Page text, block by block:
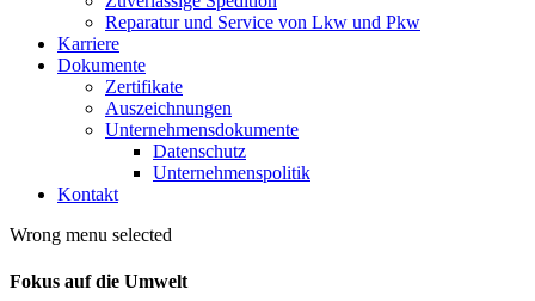
Reparatur und Service von Lkw und Pkw
Karriere
Dokumente
Zertifikate
Auszeichnungen
Unternehmensdokumente
Datenschutz
Unternehmenspolitik
Kontakt
Wrong menu selected
Fokus auf die Umwelt